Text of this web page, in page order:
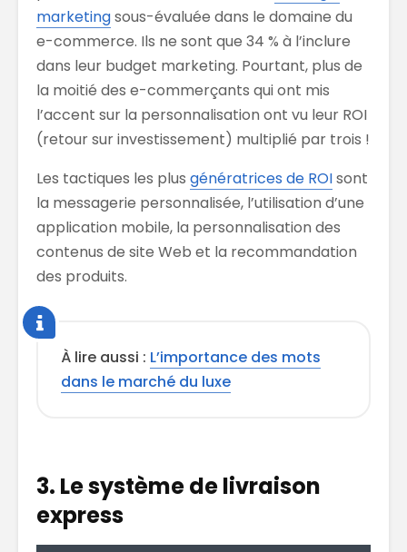
marketingsous-évaluée dans le domaine du
e-commerce. Ils ne sont que 34 % à l’inclure
dans leur budget marketing. Pourtant, plus de
la moitié des e-commerçants qui ont mis
l’accent sur la personnalisation ont vu leur ROI
(retour sur investissement) multiplié par trois !
Les tactiques les plus génératrices de ROIsont
la messagerie personnalisée, l’utilisation d’une
application mobile, la personnalisation des
contenus de site Web et la recommandation
des produits.
À lire aussi : L’importance des mots
dans le marché du luxe
3. Le système de livraison
express